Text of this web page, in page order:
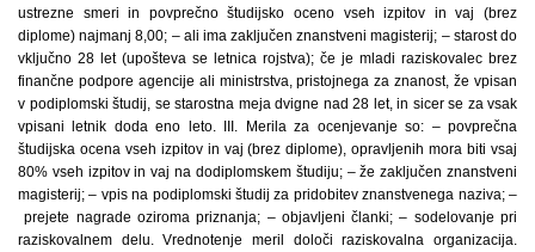
ustrezne smeri in povprečno študijsko oceno vseh izpitov in vaj (brez
diplome) najmanj 8,00; – ali ima zaključen znanstveni magisterij; – starost do
vključno 28 let (upošteva se letnica rojstva); če je mladi raziskovalec brez
finančne podpore agencije ali ministrstva, pristojnega za znanost, že vpisan
v podiplomski študij, se starostna meja dvigne nad 28 let, in sicer se za vsak
vpisani letnik doda eno leto. III. Merila za ocenjevanje so: – povprečna
študijska ocena vseh izpitov in vaj (brez diplome), opravljenih mora biti vsaj
80% vseh izpitov in vaj na dodiplomskem študiju; – že zaključen znanstveni
magisterij; – vpis na podiplomski študij za pridobitev znanstvenega naziva; –
prejete nagrade oziroma priznanja; – objavljeni članki; – sodelovanje pri
raziskovalnem delu. Vrednotenje meril določi raziskovalna organizacija.